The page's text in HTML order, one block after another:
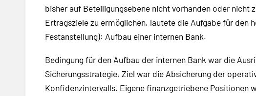
bisher auf Beteiligungsebene nicht vorhanden oder nicht
Ertragsziele zu ermöglichen, lautete die Aufgabe für den
Festanstellung): Aufbau einer internen Bank.
Bedingung für den Aufbau der internen Bank war die
Sicherungsstrategie. Ziel war die Absicherung der
Konfidenzintervalls. Eigene finanzgetriebene Positionen